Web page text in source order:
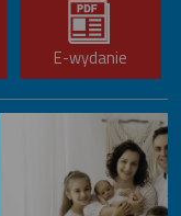
E-wydanie